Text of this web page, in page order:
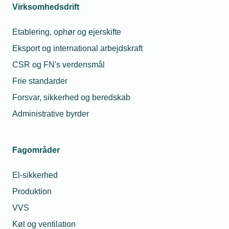
Virksomhedsdrift
Etablering, ophør og ejerskifte
Eksport og international arbejdskraft
CSR og FN's verdensmål
Frie standarder
Forsvar, sikkerhed og beredskab
Administrative byrder
Fagområder
El-sikkerhed
Produktion
VVS
Køl og ventilation
Hvordan håndterer vi usikre priser i kundeaftaler?
Jeg oplever store udsving i energi-, olie-, fragt- og
materialepriser som følge af geopolitisk uro, og det gør det
gør jeg, når omkostningerne kan ændre sig markant, efter
at en aftale er indgået?